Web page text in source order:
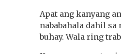
Apat ang kanyang
nababahala dahil
buhay. Wala ring